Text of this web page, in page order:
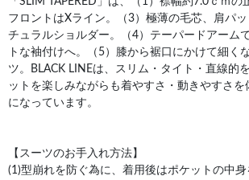
フロントはXライン。（3）極薄の毛芯、肩パ
チュラルショルダー。（4）テーパードアーム
トな袖付けへ。（5）膝から裾口にかけて細く
ツ。BLACK LINEは、スリム・タイト・直線的
ットを楽しみながらも着やすさ・動きやすさを
になっています。
【スーツのお手入れ方法】
(1)型崩れを防ぐ為に、着用後はポケットの中